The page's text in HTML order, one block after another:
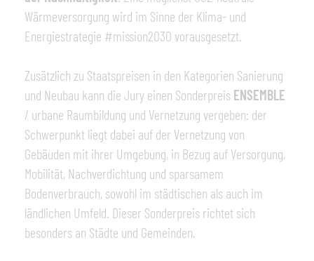
Wärmeversorgung wird im Sinne der Klima- und
Energiestrategie #mission2030 vorausgesetzt.
Zusätzlich zu Staatspreisen in den Kategorien Sanierung
und Neubau kann die Jury einen Sonderpreis ENSEMBLE
/ urbane Raumbildung und Vernetzung vergeben: der
Schwerpunkt liegt dabei auf der Vernetzung von
Gebäuden mit ihrer Umgebung, in Bezug auf Versorgung,
Mobilität, Nachverdichtung und sparsamem
Bodenverbrauch, sowohl im städtischen als auch im
ländlichen Umfeld. Dieser Sonderpreis richtet sich
besonders an Städte und Gemeinden.